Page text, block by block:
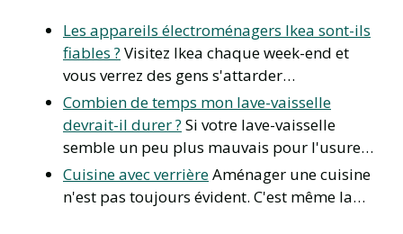
Les appareils électroménagers Ikea sont-ils
fiables ? Visitez Ikea chaque week-end et
vous verrez des gens s'attarder…
Combien de temps mon lave-vaisselle
devrait-il durer ? Si votre lave-vaisselle
semble un peu plus mauvais pour l'usure…
Cuisine avec verrièreAménager une cuisine
n'est pas toujours évident. C'est même la…